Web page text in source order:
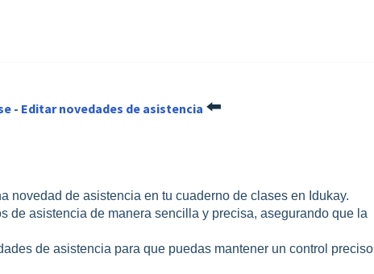
- Editar novedades de asistencia ⬅️
novedad de asistencia en tu cuaderno de clases en Idukay.
de asistencia de manera sencilla y precisa, asegurando que la
de asistencia para que puedas mantener un control preciso